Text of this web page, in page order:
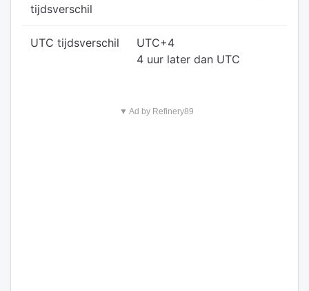
tijdsverschil
UTC tijdsverschil
UTC+4
4 uur later dan UTC
▼ Ad by Refinery89